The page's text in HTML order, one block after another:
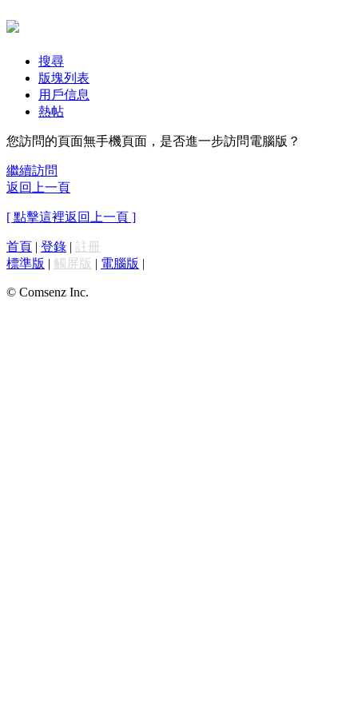
搜尋
版塊列表
用戶信息
熱帖
您訪問的頁面無手機頁面，是否進一步訪問電腦版？
繼續訪問
返回上一頁
[ 點擊這裡返回上一頁 ]
首頁 | 登錄 | 註冊
標準版 | 觸屏版 | 電腦版 |
© Comsenz Inc.